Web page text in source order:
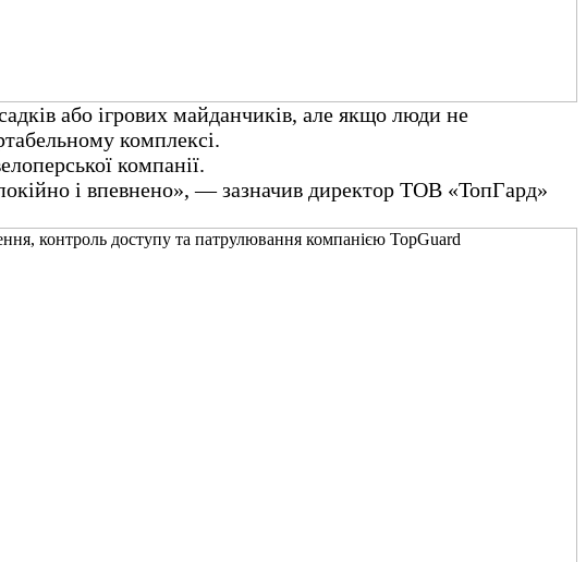
або ігрових майданчиків, але якщо люди не
комплексі.
компанії.
і впевнено», — зазначив директор ТОВ «ТопГард»